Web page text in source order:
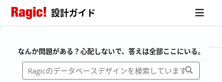
設計ガイド
なんか問題がある？心配しないで、答えは全部ここにいる。